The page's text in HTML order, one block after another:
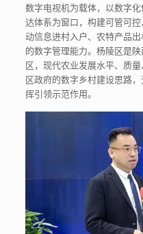
数字电视机为载体，以数字
达体系为窗口，构建可管可
动信息进村入户、农特产品
的数字管理能力。杨陵区是
区，现代农业发展水平、质
区政府的数字乡村建设思路
挥引领示范作用。